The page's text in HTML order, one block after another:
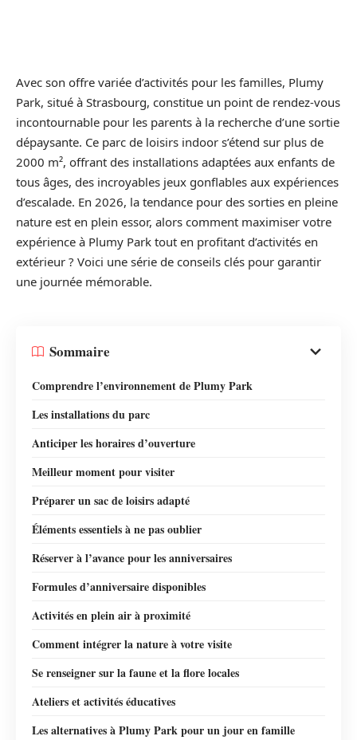
Avec son offre variée d’activités pour les familles, Plumy
Park, situé à Strasbourg, constitue un point de rendez-vous
incontournable pour les parents à la recherche d’une sortie
dépaysante. Ce parc de loisirs indoor s’étend sur plus de
2000 m², offrant des installations adaptées aux enfants de
tous âges, des incroyables jeux gonflables aux expériences
d’escalade. En 2026, la tendance pour des sorties en pleine
nature est en plein essor, alors comment maximiser votre
expérience à Plumy Park tout en profitant d’activités en
extérieur ? Voici une série de conseils clés pour garantir
une journée mémorable.
Sommaire
Comprendre l’environnement de Plumy Park
Les installations du parc
Anticiper les horaires d’ouverture
Meilleur moment pour visiter
Préparer un sac de loisirs adapté
Éléments essentiels à ne pas oublier
Réserver à l’avance pour les anniversaires
Formules d’anniversaire disponibles
Activités en plein air à proximité
Comment intégrer la nature à votre visite
Se renseigner sur la faune et la flore locales
Ateliers et activités éducatives
Les alternatives à Plumy Park pour un jour en famille